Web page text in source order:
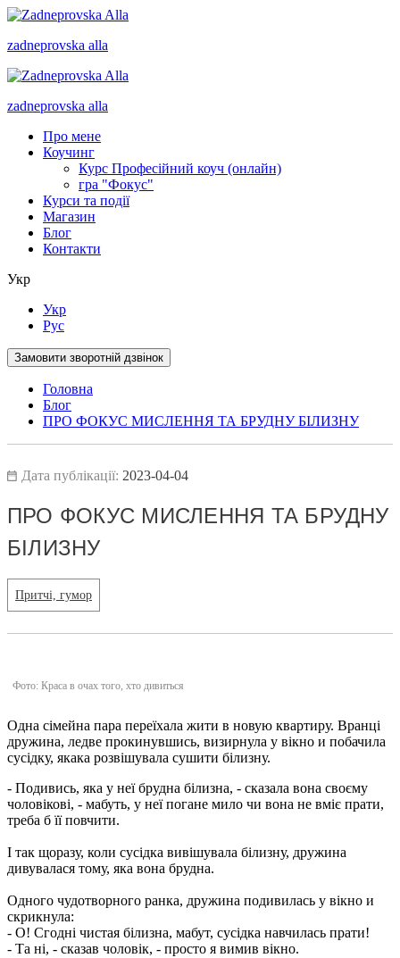
zadneprovska alla
zadneprovska alla
Про мене
Коучинг
Курс Професійний коуч (онлайн)
гра "Фокус"
Курси та події
Магазин
Блог
Контакти
Укр
Укр
Рус
Замовити зворотній дзвінок
Головна
Блог
ПРО ФОКУС МИСЛЕННЯ ТА БРУДНУ БІЛИЗНУ
Дата публікації: 2023-04-04
ПРО ФОКУС МИСЛЕННЯ ТА БРУДНУ
БІЛИЗНУ
Притчі, гумор
Фото: Краса в очах того, хто дивиться
Одна сімейна пара переїхала жити в новую квартиру. Вранці
дружина, ледве прокинувшись, визирнула у вікно и побачила
сусідку, якака розвішувала сушити білизну.
- Подивись, яка у неї брудна білизна, - сказала вона своєму
чоловікові, - мабуть, у неї погане мило чи вона не вміє прати,
треба б її повчити.
І так щоразу, коли сусідка вивішувала білизну, дружина
дивувалася тому, яка вона брудна.
Одного чудотворного ранка, дружина подивилась у вікно и
скрикнула:
- О! Сгодні чистая білизна, мабут, сусідка навчилась прати!
- Та ні, - сказав чоловік, - просто я вимив вікно.